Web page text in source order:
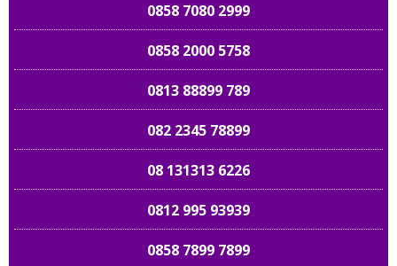
0858 2000 5758
0813 88899 789
082 2345 78899
08 131313 6226
0812 995 93939
0858 7899 7899
0812 995 92929